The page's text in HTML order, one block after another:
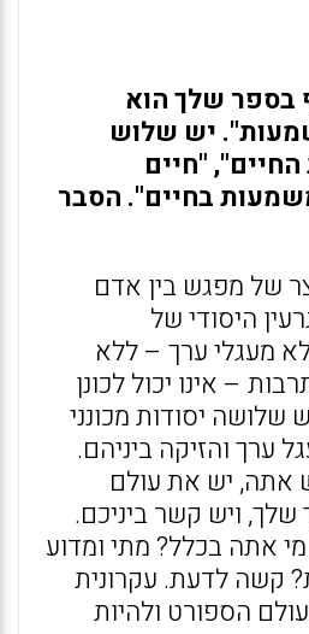
בספר שלך הוא
יש שלוש
"חיים
בחיים". הסבר
של מפגש בין אדם
היסודי של
מעגלי ערך – ללא
– אינו יכול לכונן
יסודות מכונני
ערך והזיקה ביניהם.
אתה, יש את עולם
שלך, ויש קשר ביניכם.
אתה בכלל? מתי ומדוע
קשה לדעת. עקרונית
הספורט ולהיות